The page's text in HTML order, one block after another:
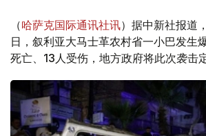
（哈萨克国际通讯社讯）据中新社报道
日，叙利亚大马士革农村省一小巴发生
死亡、13人受伤，地方政府将此次袭击